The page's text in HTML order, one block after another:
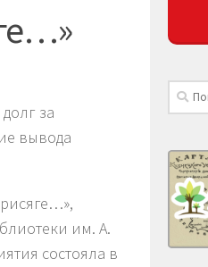
за
вывода
им. А.
состояла в
Найти: